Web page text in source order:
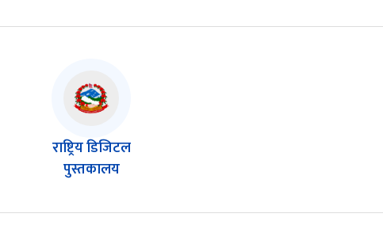
राष्ट्रिय डिजिटल
पुस्तकालय